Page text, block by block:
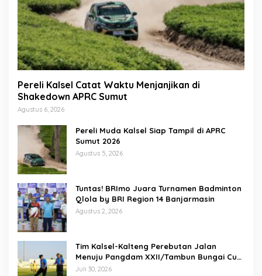
Pereli Kalsel Catat Waktu Menjanjikan di
Shakedown APRC Sumut
Agustus 6, 2026
Pereli Muda Kalsel Siap Tampil di APRC
Sumut 2026
Agustus 5, 2026
Tuntas! BRImo Juara Turnamen Badminton
Qlola by BRI Region 14 Banjarmasin
Agustus 2, 2026
Tim Kalsel-Kalteng Perebutan Jalan
Menuju Pangdam XXII/Tambun Bungai Cup
Banjarmasin
Juli 30, 2026